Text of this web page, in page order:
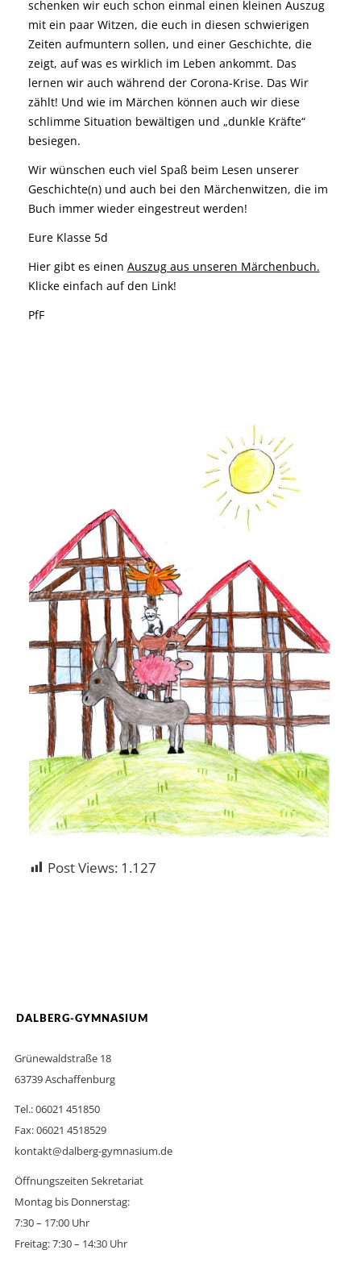
schenken wir euch schon einmal einen kleinen Auszug
mit ein paar Witzen, die euch in diesen schwierigen
Zeiten aufmuntern sollen, und einer Geschichte, die
zeigt, auf was es wirklich im Leben ankommt. Das
lernen wir auch während der Corona-Krise. Das Wir
zählt! Und wie im Märchen können auch wir diese
schlimme Situation bewältigen und „dunkle Kräfte“
besiegen.
Wir wünschen euch viel Spaß beim Lesen unserer
Geschichte(n) und auch bei den Märchenwitzen, die im
Buch immer wieder eingestreut werden!
Eure Klasse 5d
Hier gibt es einen Auszug aus unseren Märchenbuch.
Klicke einfach auf den Link!
PfF
Post Views: 1.127
DALBERG-GYMNASIUM
Grünewaldstraße 18
63739 Aschaffenburg
Tel.: 06021 451850
Fax: 06021 4518529
kontakt@dalberg-gymnasium.de
Öffnungszeiten Sekretariat
Montag bis Donnerstag:
7:30 – 17:00 Uhr
Freitag: 7:30 – 14:30 Uhr